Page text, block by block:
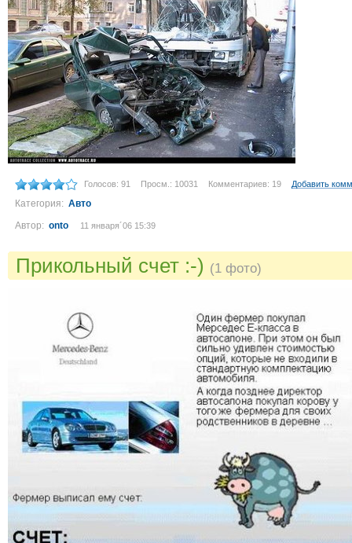
Голосов: 91 Просм.: 10031 Комментариев: 19 Добавить
Категория: Авто
Автор: onto 11 января´06 15:39
Прикольный счет :-) (1 фото)